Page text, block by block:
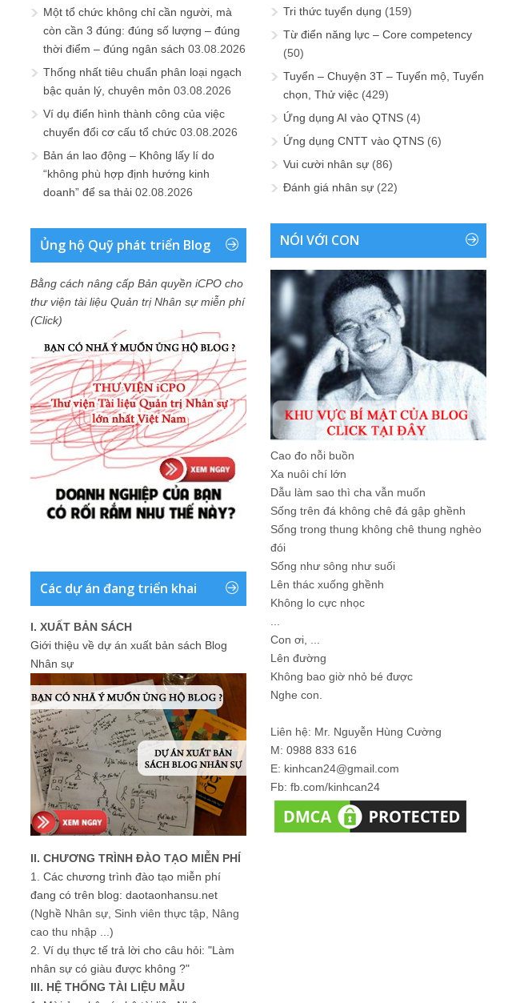
Một tổ chức không chỉ cần người, mà
còn cần 3 đúng: đúng số lượng – đúng
thời điểm – đúng ngân sách 03.08.2026
Thống nhất tiêu chuẩn phân loại ngạch
bậc quản lý, chuyên môn 03.08.2026
Ví dụ điển hình thành công của việc
chuyển đổi cơ cấu tổ chức 03.08.2026
Bản án lao động – Không lấy lí do
“không phù hợp định hướng kinh
doanh” để sa thải 02.08.2026
Ủng hộ Quỹ phát triển Blog
Bằng cách nâng cấp Bản quyền iCPO cho
thư viện tài liệu Quản trị Nhân sự miễn phí
(Click)
Các dự án đang triển khai
I. XUẤT BẢN SÁCH
Giới thiệu về dự án xuất bản sách Blog
Nhân sự
II. CHƯƠNG TRÌNH ĐÀO TẠO MIỄN PHÍ
1. Các chương trình đào tạo miễn phí
đang có trên blog: daotaonhansu.net
(Nghề Nhân sự, Sinh viên thực tập, Nâng
cao thu nhập ...)
2. Ví dụ thực tế trả lời cho câu hỏi: "Làm
nhân sự có giàu được không ?"
III. HỆ THỐNG TÀI LIỆU MẪU
Tri thức tuyển dụng (159)
Từ điển năng lực – Core competency
(50)
Tuyển – Chuyện 3T – Tuyển mộ, Tuyển
chọn, Thử việc (429)
Ứng dụng AI vào QTNS (4)
Ứng dụng CNTT vào QTNS (6)
Vui cười nhân sự (86)
Đánh giá nhân sự (22)
NÓI VỚI CON
Cao đo nỗi buồn
Xa nuôi chí lớn
Dẫu làm sao thì cha vẫn muốn
Sống trên đá không chê đá gập ghềnh
Sống trong thung không chê thung nghèo
đói
Sống như sông như suối
Lên thác xuống ghềnh
Không lo cực nhọc
Con ơi, ...
Lên đường
Không bao giờ nhỏ bé được
Nghe con.
Liên hệ: Mr. Nguyễn Hùng Cường
M: 0988 833 616
E: kinhcan24@gmail.com
Fb: fb.com/kinhcan24